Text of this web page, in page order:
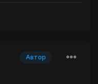
Автор